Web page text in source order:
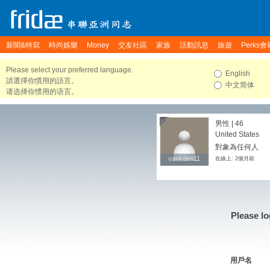
新聞&特寫 時尚娛樂 Money 交友社區 家族 活動訊息 旅遊 Perks會
Please select your preferred language.
請選擇你慣用的語言。
请选择你惯用的语言。
English
中文简体
vankden11
vankden11
男性 | 46
United States
對象為任何人
在線上: 2個月前
Please
用戶名